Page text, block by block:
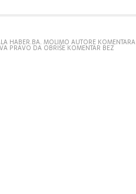
HABER.BA. MOLIMO AUTORE KOMENTARA
PRAVO DA OBRIŠE KOMENTAR BEZ